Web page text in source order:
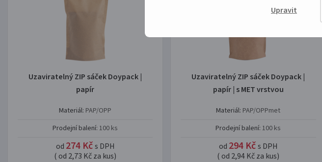
Upravit
Uzaviratelný ZIP sáček Doypack |
papír
Materiál: PAP/OPP
Prodejní balení: 100 ks
od 274 Kčs DPH
( od 2,73 Kč za kus)
Uzaviratelný ZIP sáček Doypack |
papír | s MET vrstvou
Materiál: PAP/OPPmet
Prodejní balení: 100 ks
od 294 Kčs DPH
( od 2,94 Kč za kus)